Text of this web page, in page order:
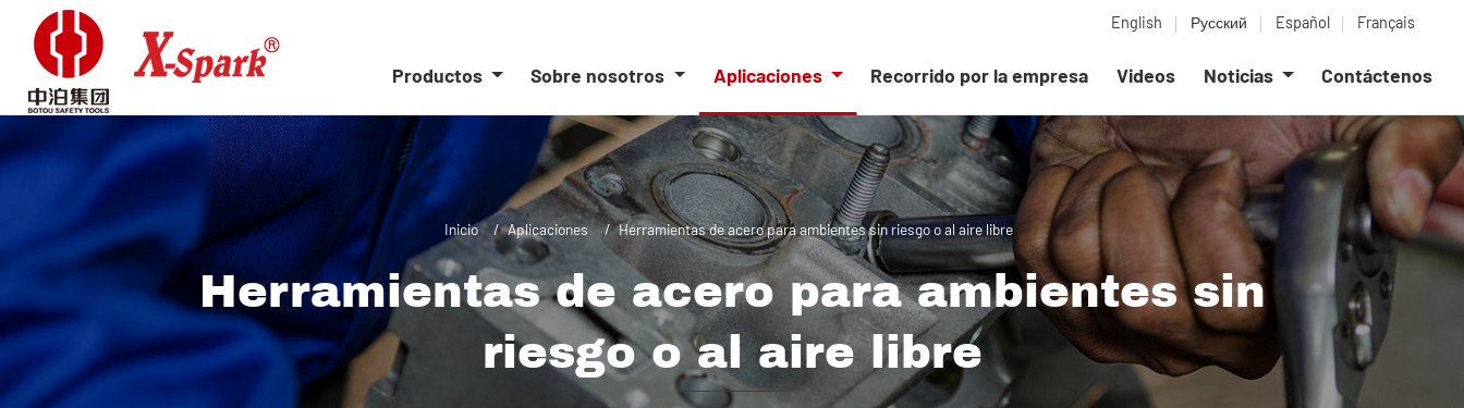
English Русский Español Français
Productos Sobre nosotros Aplicaciones Recorrido por la empresa Videos Noticias Contáctenos
Inicio Aplicaciones Herramientas de acero para ambientes sin riesgo o al aire libre
Herramientas de acero para ambientes sin
riesgo o al aire libre